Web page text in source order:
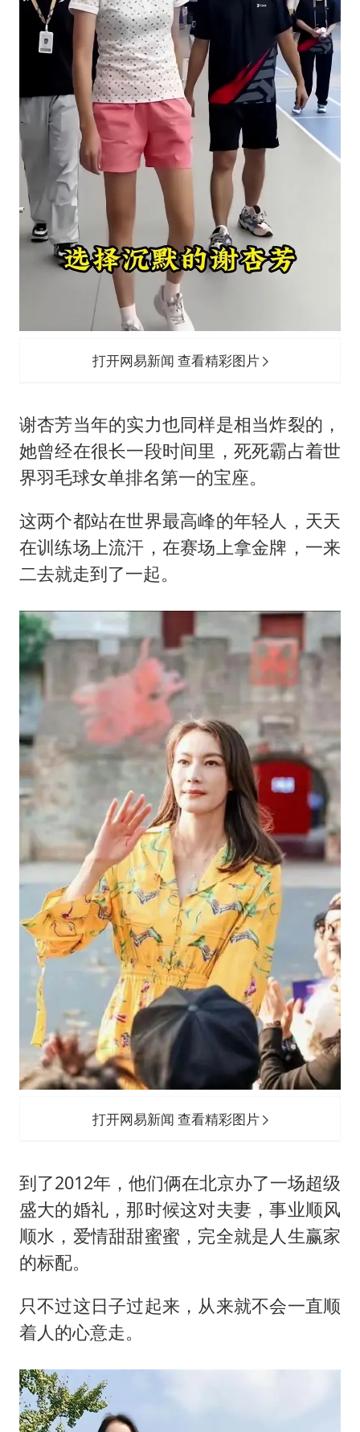
打开网易新闻 查看精彩图片
谢杏芳当年的实力也同样是相当炸裂的，
她曾经在很长一段时间里，死死霸占着世
界羽毛球女单排名第一的宝座。
这两个都站在世界最高峰的年轻人，天天
在训练场上流汗，在赛场上拿金牌，一来
二去就走到了一起。
打开网易新闻 查看精彩图片
到了2012年，他们俩在北京办了一场超级
盛大的婚礼，那时候这对夫妻，事业顺风
顺水，爱情甜甜蜜蜜，完全就是人生赢家
的标配。
只不过这日子过起来，从来就不会一直顺
着人的心意走。